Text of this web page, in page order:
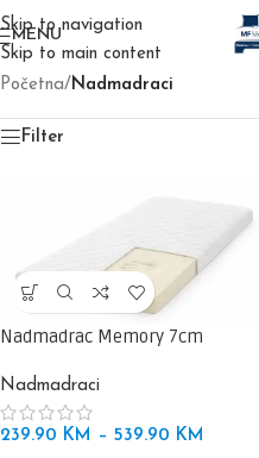
Skip to navigation
Skip to main content
MENU
Početna/Nadmadraci
Filter
Nadmadrac Memory 7cm
Nadmadraci
239.90 KM – 539.90 KM